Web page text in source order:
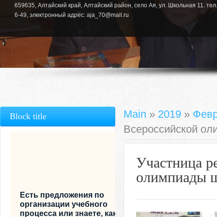
659635, Алтайский край, Алтайский район, село Ая, ул. Школьная 11.
6-49, электронный адрес: aja_70@mail.ru
Main » 2019 »
Всероссийской
Участница
олимпиады
Block title
Есть предложения по
организации учебного
процесса или знаете, как